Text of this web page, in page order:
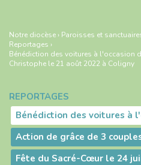
Notre diocèse › Paroisses et
Reportages ›
Bénédiction des voitures à l'occasion
Christophe le 21 août 2022 à Coligny
Navigation
REPORTAGES